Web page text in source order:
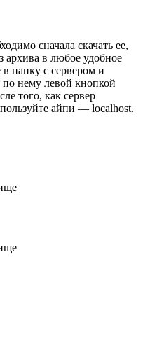
сначала скачать ее,
архива в любое удобное
в папку с сервером и
по нему левой кнопкой
того, как сервер
айпи — localhost.